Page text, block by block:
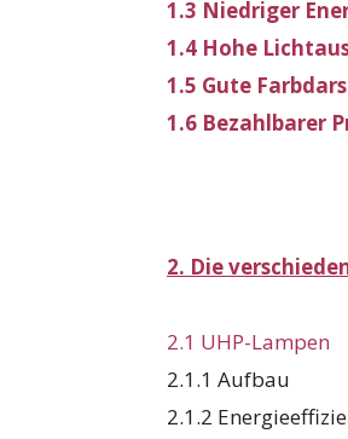
1.3 Niedriger
1.4 Hohe
1.5 Gute
1.6 Bezahlbarer
2. Die
2.1 UHP-Lampen
2.1.1 Aufbau
2.1.2